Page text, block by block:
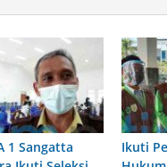
1 Sangatta
Ikuti